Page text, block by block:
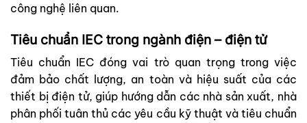
công nghệ liên quan.
Tiêu chuẩn IEC trong ngành điện – điện tử
Tiêu chuẩn IEC đóng vai trò quan trọng trong việc
đảm bảo chất lượng, an toàn và hiệu suất của các
thiết bị điện tử, giúp hướng dẫn các nhà sản xuất, nhà
phân phối tuân thủ các yêu cầu kỹ thuật và tiêu chuẩn